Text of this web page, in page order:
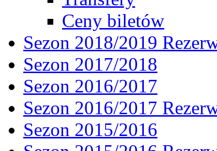
Ceny biletów
Sezon 2018/2019
Sezon 2017/2018
Sezon 2016/2017
Sezon 2016/2017
Sezon 2015/2016